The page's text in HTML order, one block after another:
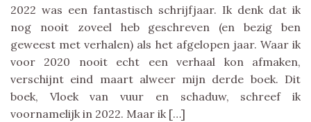
2022 was een fantastisch schrijfjaar. Ik denk dat ik
nog nooit zoveel heb geschreven (en bezig ben
geweest met verhalen) als het afgelopen jaar. Waar ik
voor 2020 nooit echt een verhaal kon afmaken,
verschijnt eind maart alweer mijn derde boek. Dit
boek, Vloek van vuur en schaduw, schreef ik
voornamelijk in 2022. Maar ik […]